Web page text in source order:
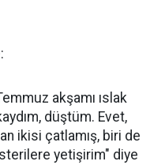
akşamı ıslak
düştüm. Evet,
ikisi çatlamış, biri de
yetişirim" diye